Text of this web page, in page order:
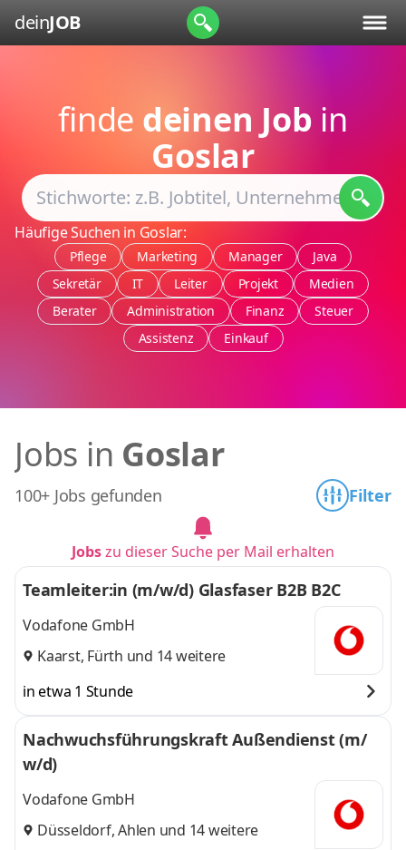
deinJOB
finde deinen Job in
Goslar
Häufige Suchen in Goslar:
Pflege Marketing Manager
Java
Sekretär
IT Leiter Projekt
Medien
Berater
Administration Finanz
Steuer
Assistenz
Einkauf
Jobs in Goslar
100+ Jobs gefunden Filter
Jobszu dieser Suche per Mail erhalten
Teamleiter:in (m/w/d) Glasfaser B2B B2C
Vodafone GmbH
Kaarst, Fürth und 14 weitere
in etwa 1 Stunde
Nachwuchsführungskraft Außendienst (m/
w/d)
Vodafone GmbH
Düsseldorf,Ahlen und 14 weitere